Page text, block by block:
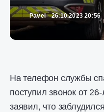
Pavel 26.10.2023 20:56
На телефон службы
поступил звонок от
заявил, что